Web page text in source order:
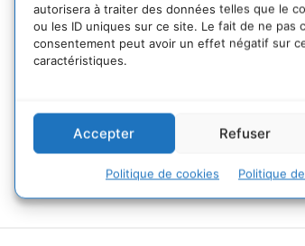
autorisera à traiter des données telles que le
ou les ID uniques sur ce site. Le fait de ne pas
consentement peut avoir un effet négatif sur
caractéristiques.
Accepter Refuser
Politique de cookies Politique